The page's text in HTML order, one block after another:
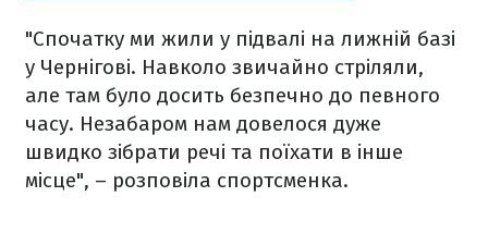
"Спочатку ми жили у підвалі на лижній базі
у Чернігові. Навколо звичайно стріляли,
але там було досить безпечно до певного
часу. Незабаром нам довелося дуже
швидко зібрати речі та поїхати в інше
місце", – розповіла спортсменка.